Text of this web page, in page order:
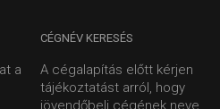
a
CÉGNÉV KERESÉS
A cégalapítás előtt kérjen
tájékoztatást arról, hogy
jövendőbeli cégének neve